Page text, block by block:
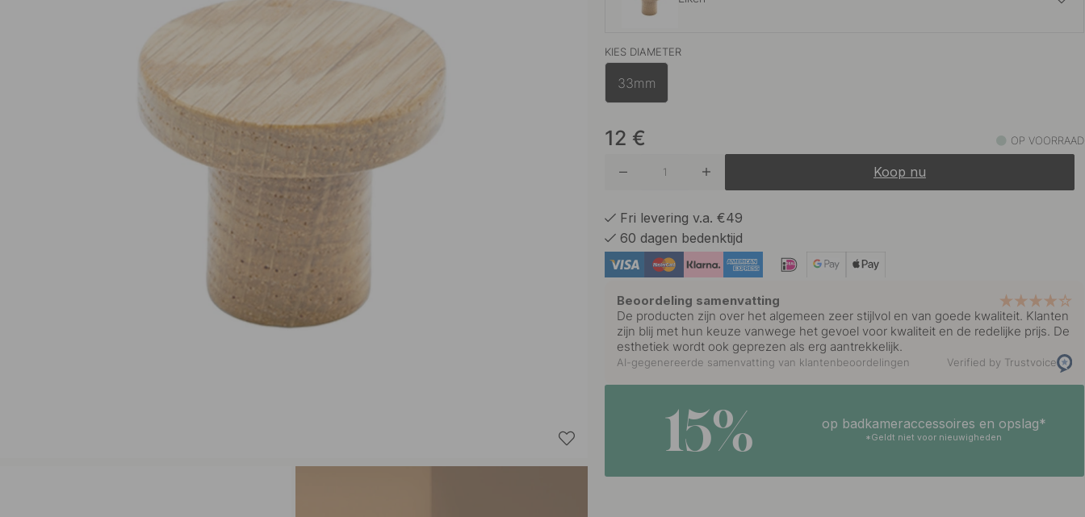
Op voorraad
KIES DIAMETER
33mm
12 € OP VOORRAAD
Koop nu
Fri levering v.a. €49
60 dagen bedenktijd
Beoordeling samenvatting
De producten zijn over het algemeen zeer stijlvol en van goede kwaliteit. Klanten
zijn blij met hun keuze vanwege het gevoel voor kwaliteit en de redelijke prijs. De
esthetiek wordt ook geprezen als erg aantrekkelijk.
AI-gegenereerde samenvatting van klantenbeoordelingen Verified by Trustvoice
15% op badkameraccessoires en opslag*
*Geldt niet voor nieuwigheden